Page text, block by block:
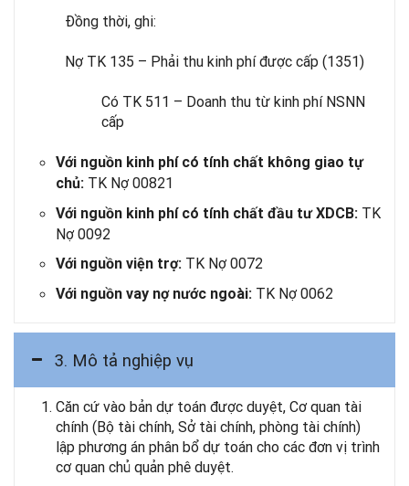
Đồng thời, ghi:
Nợ TK 135 – Phải thu kinh phí được cấp (1351)
Có TK 511 – Doanh thu từ kinh phí NSNN
cấp
Với nguồn kinh phí có tính chất không giao tự
chủ: TK Nợ 00821
Với nguồn kinh phí có tính chất đầu tư XDCB: TK
Nợ 0092
Với nguồn viện trợ: TK Nợ 0072
Với nguồn vay nợ nước ngoài: TK Nợ 0062
3. Mô tả nghiệp vụ
Căn cứ vào bản dự toán được duyệt, Cơ quan tài
chính (Bộ tài chính, Sở tài chính, phòng tài chính)
lập phương án phân bổ dự toán cho các đơn vị trình
cơ quan chủ quản phê duyệt.